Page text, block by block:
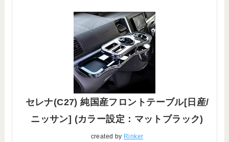
セレナ(C27) 純国産フロントテーブル[日産/
ニッサン] (カラー設定：マットブラック)
created by Rinker